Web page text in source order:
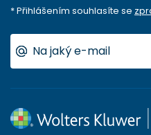
* Přihlášením souhlasíte se